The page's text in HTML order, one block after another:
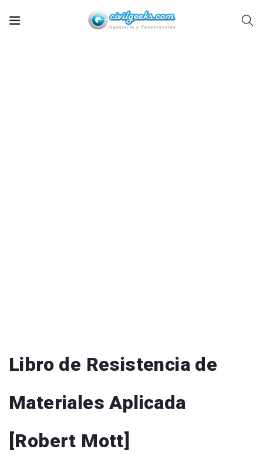
Libro de Resistencia de
Materiales Aplicada
[Robert Mott]